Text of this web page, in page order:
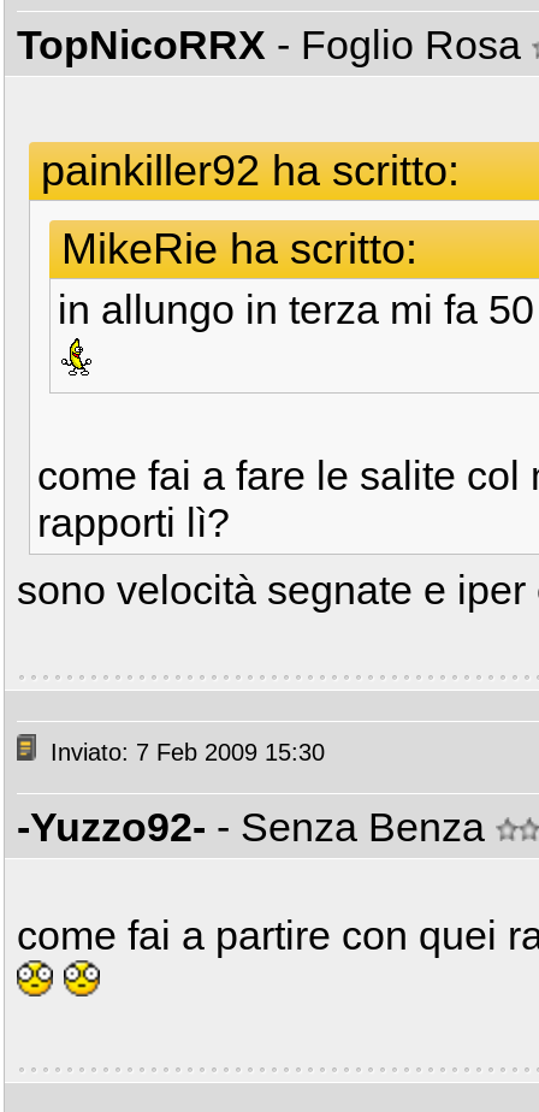
TopNicoRRX - Foglio Rosa
painkiller92 ha scritto:
MikeRie ha scritto:
in allungo in terza mi fa
come fai a fare le salite
rapporti lì?
sono velocità segnate e
Inviato: 7 Feb 2009 15:30
-Yuzzo92- - Senza Benza
come fai a partire con quei